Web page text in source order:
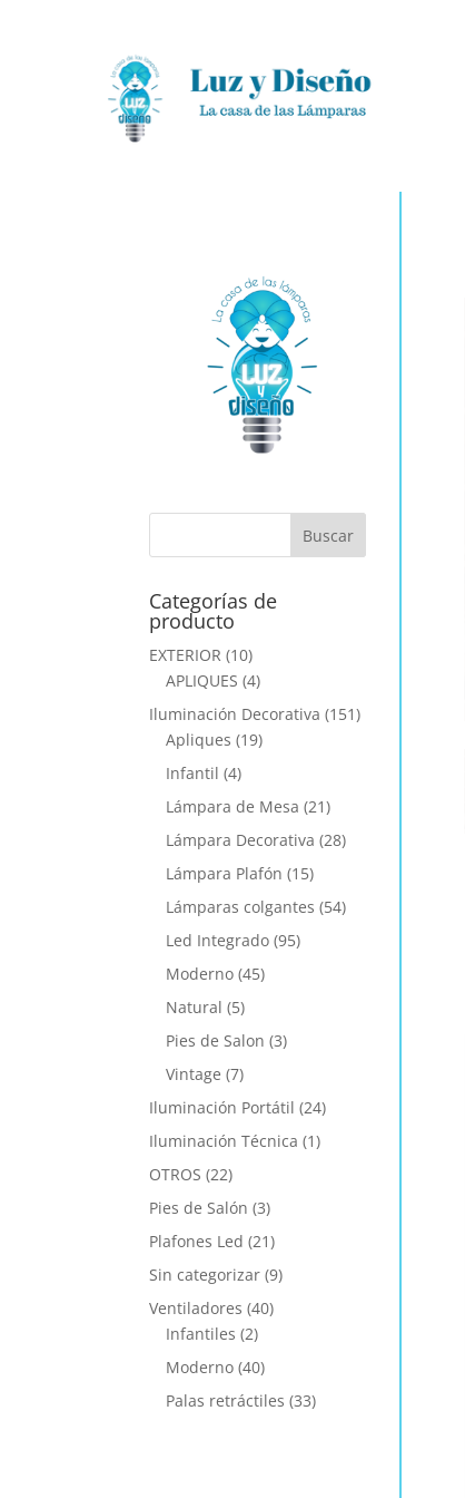
Categorías de
producto
EXTERIOR (10)
APLIQUES (4)
Iluminación Decorativa (151)
Apliques (19)
Infantil (4)
Lámpara de Mesa (21)
Lámpara Decorativa (28)
Lámpara Plafón (15)
Lámparas colgantes (54)
Led Integrado (95)
Moderno (45)
Natural (5)
Pies de Salon (3)
Vintage (7)
Iluminación Portátil (24)
Iluminación Técnica (1)
OTROS (22)
Pies de Salón (3)
Plafones Led (21)
Sin categorizar (9)
Ventiladores (40)
Infantiles (2)
Moderno (40)
Palas retráctiles (33)